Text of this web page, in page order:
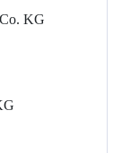
KG